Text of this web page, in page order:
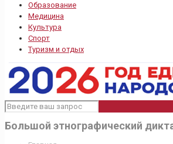
Образование
Медицина
Культура
Спорт
Туризм и отдых
Большой этнографический